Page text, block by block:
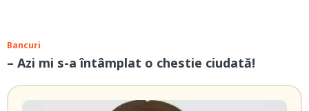
Bancuri
– Azi mi s-a întâmplat o chestie ciudată!